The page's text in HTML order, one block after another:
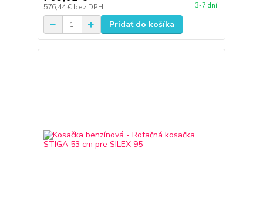
576,44 € bez DPH 3-7 dní
Pridať do košíka